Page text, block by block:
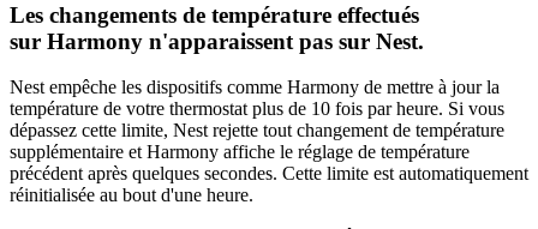
Les changements de température effectués
sur Harmony n'apparaissent pas sur Nest.
Nest empêche les dispositifs comme Harmony de mettre à jour la
température de votre thermostat plus de 10 fois par heure. Si vous
dépassez cette limite, Nest rejette tout changement de température
supplémentaire et Harmony affiche le réglage de température
précédent après quelques secondes. Cette limite est automatiquement
réinitialisée au bout d'une heure.